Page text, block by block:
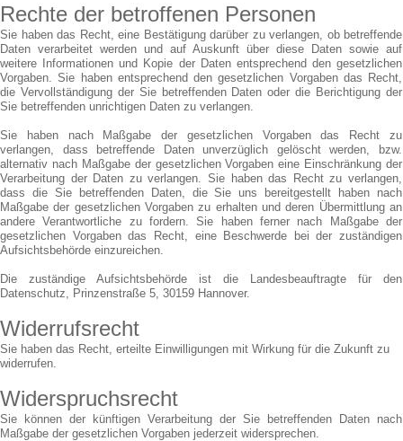
Rechte der betroffenen Personen
Sie haben das Recht, eine Bestätigung darüber zu verlangen, ob betreffende
Daten verarbeitet werden und auf Auskunft über diese Daten sowie auf
weitere Informationen und Kopie der Daten entsprechend den gesetzlichen
Vorgaben. Sie haben entsprechend den gesetzlichen Vorgaben das Recht,
die Vervollständigung der Sie betreffenden Daten oder die Berichtigung der
Sie betreffenden unrichtigen Daten zu verlangen.
Sie haben nach Maßgabe der gesetzlichen Vorgaben das Recht zu
verlangen, dass betreffende Daten unverzüglich gelöscht werden, bzw.
alternativ nach Maßgabe der gesetzlichen Vorgaben eine Einschränkung der
Verarbeitung der Daten zu verlangen. Sie haben das Recht zu verlangen,
dass die Sie betreffenden Daten, die Sie uns bereitgestellt haben nach
Maßgabe der gesetzlichen Vorgaben zu erhalten und deren Übermittlung an
andere Verantwortliche zu fordern. Sie haben ferner nach Maßgabe der
gesetzlichen Vorgaben das Recht, eine Beschwerde bei der zuständigen
Aufsichtsbehörde einzureichen.
Die zuständige Aufsichtsbehörde ist die Landesbeauftragte für den
Datenschutz, Prinzenstraße 5, 30159 Hannover.
Widerrufsrecht
Sie haben das Recht, erteilte Einwilligungen mit Wirkung für die Zukunft zu
widerrufen.
Widerspruchsrecht
Sie können der künftigen Verarbeitung der Sie betreffenden Daten nach
Maßgabe der gesetzlichen Vorgaben jederzeit widersprechen.